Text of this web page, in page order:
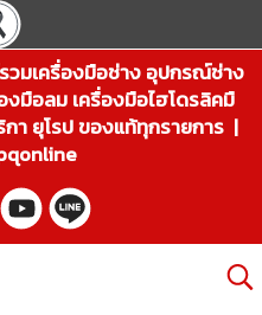
วมเครื่องมือช่าง อุปกรณ์ช่าง
งมือลม เครื่องมือไฮโดรลิคมื
า ยุโรป ของแท้ทุกรายการ |